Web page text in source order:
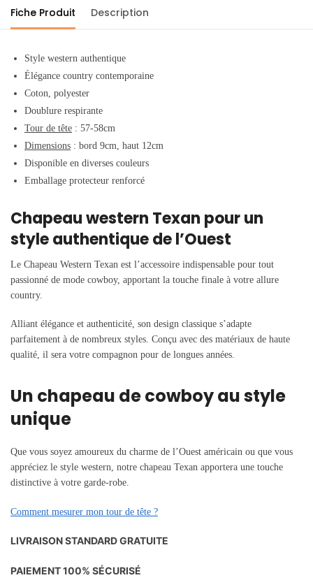
Fiche Produit Description
Style western authentique
Élégance country contemporaine
Coton, polyester
Doublure respirante
Tour de tête : 57-58cm
Dimensions : bord 9cm, haut 12cm
Disponible en diverses couleurs
Emballage protecteur renforcé
Chapeau western Texan pour un
style authentique de l’Ouest
Le Chapeau Western Texan est l’accessoire indispensable pour tout
passionné de mode cowboy, apportant la touche finale à votre allure
country.
Alliant élégance et authenticité, son design classique s’adapte
parfaitement à de nombreux styles. Conçu avec des matériaux de haute
qualité, il sera votre compagnon pour de longues années.
Un chapeau de cowboy au style
unique
Que vous soyez amoureux du charme de l’Ouest américain ou que vous
appréciez le style western, notre chapeau Texan apportera une touche
distinctive à votre garde-robe.
Comment mesurer mon tour de tête ?
LIVRAISON STANDARD GRATUITE
PAIEMENT 100% SÉCURISÉ